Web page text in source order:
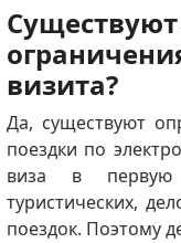
визита?
Да, существуют
поездки по
виза в первую
туристических,
поездок. Поэтому